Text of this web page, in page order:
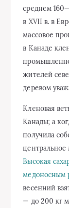
среднем
в XVII в. в
массовое
в Канаде
жителей
деревом
Кленовая
Канады; а
получила
центральное
Высокая
медоносным
весенний
— до 200 кг